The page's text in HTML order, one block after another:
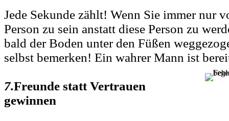
Jede Sekunde zählt! Wenn Sie immer nur
Person zu sein anstatt diese Person zu
bald der Boden unter den Füßen
selbst bemerken! Ein wahrer Mann ist
7.Freunde statt Vertrauen
gewinnen